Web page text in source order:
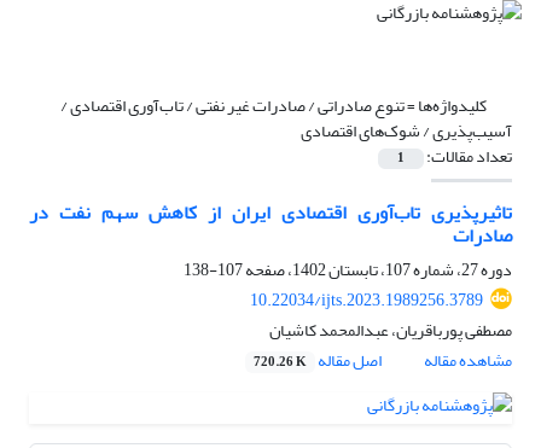
کلیدواژه‌ها =تنوع صادراتی / صادرات غیر نفتی / تاب‌آوری اقتصادی /
آسیب‌پذیری / شوک‌های اقتصادی
تعداد مقالات: 1
تاثیرپذیری تاب‌آوری اقتصادی ایران از کاهش سهم نفت در
صادرات
دوره 27، شماره 107، تابستان 1402، صفحه
107-138
10.22034/ijts.2023.1989256.3789
مصطفی پورباقریان، عبدالمحمد کاشیان
مشاهده مقاله
اصل مقاله 720.26 K